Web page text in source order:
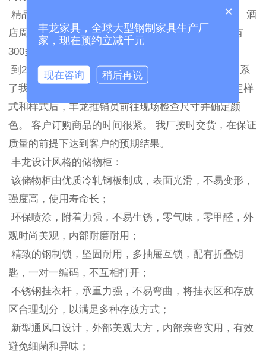
精品购物中心，健身中心是您休闲购物的最佳选择。 酒
店周围环境优美，设有充足的停车位。 地面和地下有
300多个停车位。
到2020年6月底，滨江国际大酒店办公家具负责人联系
了我公司业务人员，需要一批储物柜和文件柜。 确定样
式和样式后，丰龙推销员前往现场检查尺寸并确定颜
色。 客户订购商品的时间很紧。 我厂按时交货，在保证
质量的前提下达到客户的预期结果。
丰龙设计风格的储物柜：
该储物柜由优质冷轧钢板制成，表面光滑，不易变形，
强度高，使用寿命长；
环保喷涂，附着力强，不易生锈，零气味，零甲醛，外
观时尚美观，内部耐磨耐用；
精致的钢制锁，坚固耐用，多抽屉互锁，配有折叠钥
匙，一对一编码，不互相打开；
不锈钢挂衣杆，承重力强，不易弯曲，将挂衣区和存放
区合理划分，以满足多种存放方式；
新型通风口设计，外部美观大方，内部亲密实用，有效
避免细菌和异味；
×
丰龙家具，全球大型钢制家具生产厂
家，现在预约立减千元
现在咨询 稍后再说